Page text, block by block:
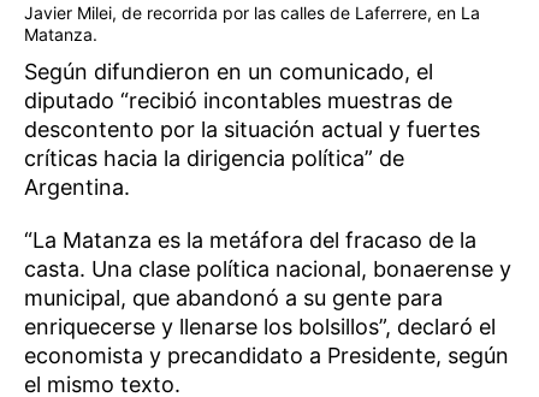
Javier Milei, de recorrida por las calles de Laferrere, en La
Matanza.
Según difundieron en un comunicado, el
diputado “recibió incontables muestras de
descontento por la situación actual y fuertes
críticas hacia la dirigencia política” de
Argentina.
“La Matanza es la metáfora del fracaso de la
casta. Una clase política nacional, bonaerense y
municipal, que abandonó a su gente para
enriquecerse y llenarse los bolsillos”, declaró el
economista y precandidato a Presidente, según
el mismo texto.